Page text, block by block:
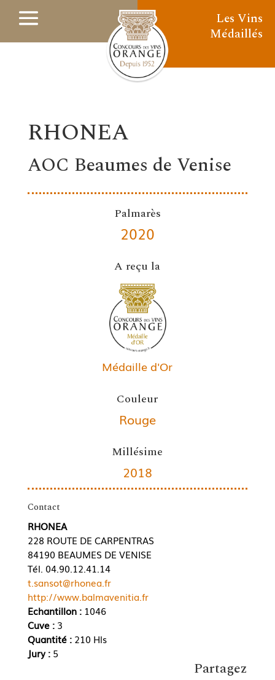
Les Vins
Médaillés
RHONEA
AOC Beaumes de Venise
Palmarès
2020
A reçu la
Médaille d'Or
Couleur
Rouge
Millésime
2018
Contact
RHONEA
228 ROUTE DE CARPENTRAS
84190 BEAUMES DE VENISE
Tél. 04.90.12.41.14
t.sansot@rhonea.fr
http://www.balmavenitia.fr
Echantillon :1046
Cuve : 3
Quantité : 210 Hls
Jury : 5
Partagez